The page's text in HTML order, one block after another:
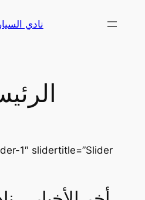
نادي
1″ slidertitle=”Slider